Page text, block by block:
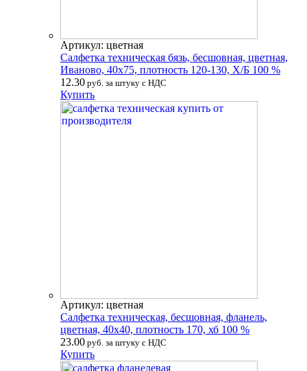
Артикул: цветная
Салфетка техническая бязь, бесшовная, цветная,
Иваново, 40х75, плотность 120-130, Х/Б 100 %
12.30 руб. за штуку с НДС
Купить
Артикул: цветная
Салфетка техническая, бесшовная, фланель,
цветная, 40х40, плотность 170, хб 100 %
23.00 руб. за штуку с НДС
Купить